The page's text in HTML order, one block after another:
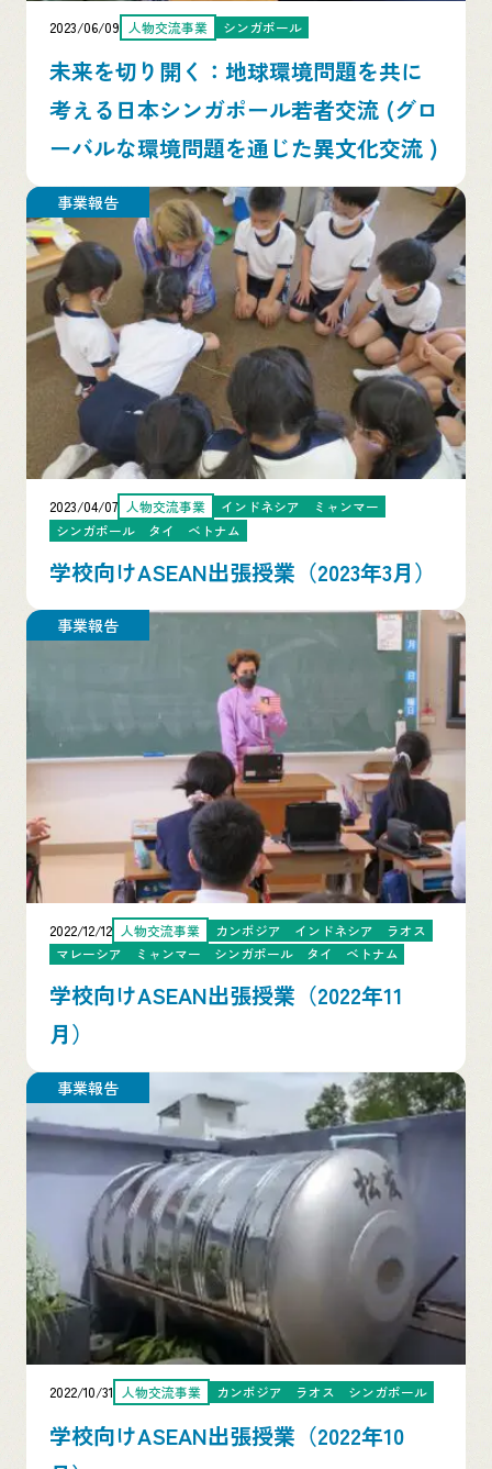
2023/06/09 人物交流事業 シンガポール
未来を切り開く：地球環境問題を共に
考える日本シンガポール若者交流 (グロ
ーバルな環境問題を通じた異文化交流 )
事業報告
2023/04/07 人物交流事業 インドネシア
ミャンマー
シンガポール
タイ ベトナム
学校向けASEAN出張授業（2023年3月）
事業報告
2022/12/12 人物交流事業 カンボジア インドネシア
ラオス
マレーシア
ミャンマー シンガポール タイ ベトナム
学校向けASEAN出張授業（2022年11
月）
事業報告
2022/10/31 人物交流事業 カンボジア ラオス シンガポール
学校向けASEAN出張授業（2022年10